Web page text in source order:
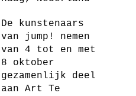
De kunstenaars
van jump! nemen
van 4 tot en met
8 oktober
gezamenlijk deel
aan Art Te